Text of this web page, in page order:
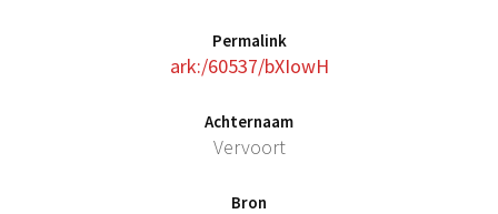
Permalink
ark:/60537/bXIowH
Achternaam
Vervoort
Bron